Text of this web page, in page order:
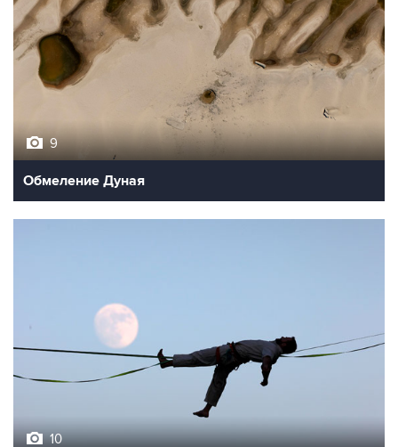
9
Обмеление Дуная
10